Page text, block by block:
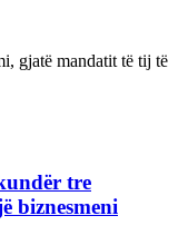
gjatë mandatit të tij të
tre
biznesmeni